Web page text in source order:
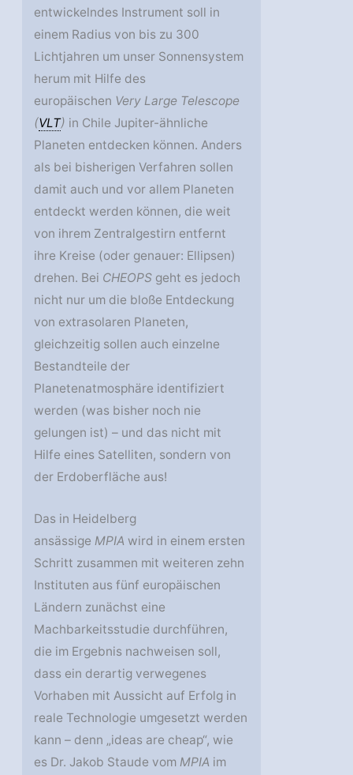
entwickelndes Instrument soll in
einem Radius von bis zu 300
Lichtjahren um unser Sonnensystem
herum mit Hilfe des
europäischen Very Large Telescope
(VLT) in Chile Jupiter-ähnliche
Planeten entdecken können. Anders
als bei bisherigen Verfahren sollen
damit auch und vor allem Planeten
entdeckt werden können, die weit
von ihrem Zentralgestirn entfernt
ihre Kreise (oder genauer: Ellipsen)
drehen. Bei CHEOPS geht es jedoch
nicht nur um die bloße Entdeckung
von extrasolaren Planeten,
gleichzeitig sollen auch einzelne
Bestandteile der
Planetenatmosphäre identifiziert
werden (was bisher noch nie
gelungen ist) – und das nicht mit
Hilfe eines Satelliten, sondern von
der Erdoberfläche aus!
Das in Heidelberg
ansässigeMPIA wird in einem ersten
Schritt zusammen mit weiteren zehn
Instituten aus fünf europäischen
Ländern zunächst eine
Machbarkeitsstudie durchführen,
die im Ergebnis nachweisen soll,
dass ein derartig verwegenes
Vorhaben mit Aussicht auf Erfolg in
reale Technologie umgesetzt werden
kann – denn „ideas are cheap“, wie
es Dr. Jakob Staude vomMPIA im